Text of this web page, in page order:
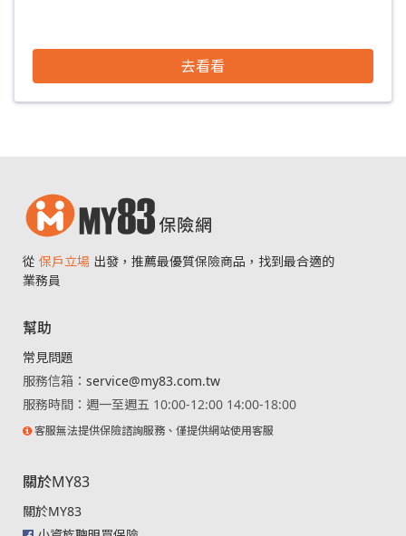
去看看
從 保戶立場 出發，推薦最優質保險商品，找到最合適的
業務員
幫助
常見問題
服務信箱： service@my83.com.tw
服務時間：週一至週五 10:00-12:00 14:00-18:00
客服無法提供保險諮詢服務、僅提供網站使用客服
關於MY83
關於MY83